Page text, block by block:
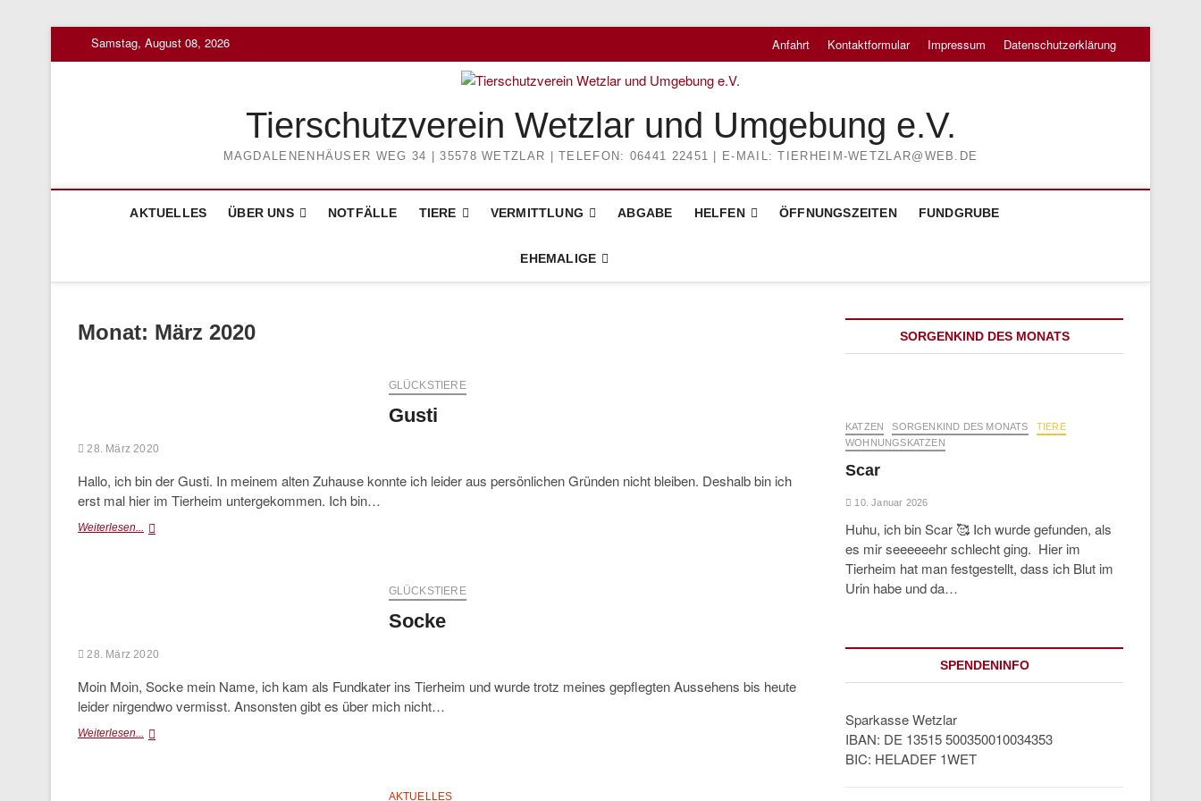
Samstag, August 08, 2026 Anfahrt Kontaktformular Impressum Datenschutzerklärung
Tierschutzverein Wetzlar und Umgebung e.V.
MAGDALENENHÄUSER WEG 34 | 35578 WETZLAR | TELEFON: 06441 22451 | E-MAIL: TIERHEIM-WETZLAR@WEB.DE
AKTUELLES ÜBER UNS NOTFÄLLE TIERE VERMITTLUNG ABGABE HELFEN ÖFFNUNGSZEITEN FUNDGRUBE
EHEMALIGE
Monat: März 2020
GLÜCKSTIERE
Gusti
28. März 2020
Hallo, ich bin der Gusti. In meinem alten Zuhause konnte ich leider aus persönlichen Gründen nicht bleiben. Deshalb bin ich
erst mal hier im Tierheim untergekommen. Ich bin…
Weiterlesen... Gusti
GLÜCKSTIERE
Socke
28. März 2020
Moin Moin, Socke mein Name, ich kam als Fundkater ins Tierheim und wurde trotz meines gepflegten Aussehens bis heute
leider nirgendwo vermisst. Ansonsten gibt es über mich nicht…
Weiterlesen... Socke
AKTUELLES
SORGENKIND DES MONATS
KATZEN SORGENKIND DES MONATS
TIERE
WOHNUNGSKATZEN
Scar
10. Januar 2026
Huhu, ich bin Scar 🥰 Ich wurde gefunden, als
es mir seeeeeehr schlecht ging. Hier im
Tierheim hat man festgestellt, dass ich Blut im
Urin habe und da…
SPENDENINFO
Sparkasse Wetzlar
IBAN: DE 13515 500350010034353
BIC: HELADEF 1WET